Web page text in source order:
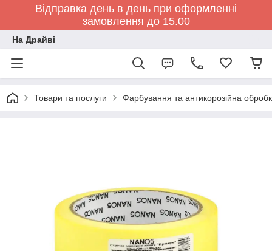
Відправка день в день при оформленні
замовлення до 15.00
На Драйві
Товари та послуги Фарбування та антикорозійна